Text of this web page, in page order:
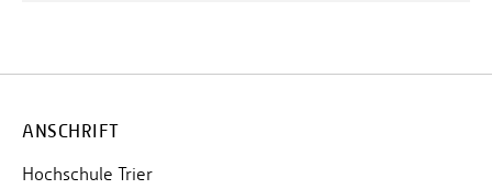
ANSCHRIFT
Hochschule Trier